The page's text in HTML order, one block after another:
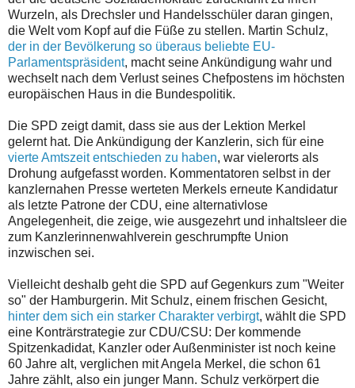
Wurzeln, als Drechsler und Handelsschüler daran gingen,
die Welt vom Kopf auf die Füße zu stellen. Martin Schulz,
der in der Bevölkerung so überaus beliebte EU-
Parlamentspräsident, macht seine Ankündigung wahr und
wechselt nach dem Verlust seines Chefpostens im höchsten
europäischen Haus in die Bundespolitik.
Die SPD zeigt damit, dass sie aus der Lektion Merkel
gelernt hat. Die Ankündigung der Kanzlerin, sich für eine
vierte Amtszeit entschieden zu haben, war vielerorts als
Drohung aufgefasst worden. Kommentatoren selbst in der
kanzlernahen Presse werteten Merkels erneute Kandidatur
als letzte Patrone der CDU, eine alternativlose
Angelegenheit, die zeige, wie ausgezehrt und inhaltsleer die
zum Kanzlerinnenwahlverein geschrumpfte Union
inzwischen sei.
Vielleicht deshalb geht die SPD auf Gegenkurs zum "Weiter
so" der Hamburgerin. Mit Schulz, einem frischen Gesicht,
hinter dem sich ein starker Charakter verbirgt, wählt die SPD
eine Konträrstrategie zur CDU/CSU: Der kommende
Spitzenkadidat, Kanzler oder Außenminister ist noch keine
60 Jahre alt, verglichen mit Angela Merkel, die schon 61
Jahre zählt, also ein junger Mann. Schulz verkörpert die